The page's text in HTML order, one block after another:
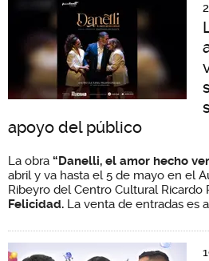
apoyo del público
La obra “Danelli, el amor hecho
abril y va hasta el 5 de mayo en el
Ribeyro del Centro Cultural Ricardo
Felicidad. La venta de entradas es